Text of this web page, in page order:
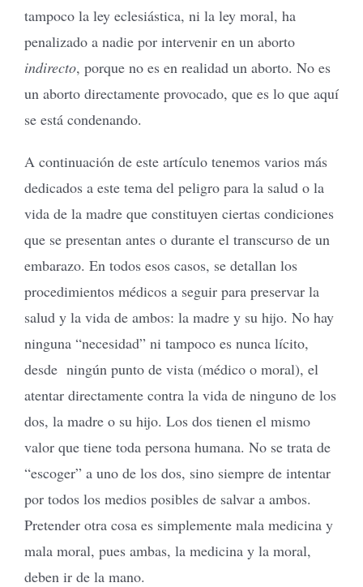
tampoco la ley eclesiástica, ni la ley moral, ha
penalizado a nadie por intervenir en un aborto
indirecto, porque no es en realidad un aborto. No es
un aborto directamente provocado, que es lo que aquí
se está condenando.
A continuación de este artículo tenemos varios más
dedicados a este tema del peligro para la salud o la
vida de la madre que constituyen ciertas condiciones
que se presentan antes o durante el transcurso de un
embarazo. En todos esos casos, se detallan los
procedimientos médicos a seguir para preservar la
salud y la vida de ambos: la madre y su hijo. No hay
ninguna “necesidad” ni tampoco es nunca lícito,
desde ningún punto de vista (médico o moral), el
atentar directamente contra la vida de ninguno de los
dos, la madre o su hijo. Los dos tienen el mismo
valor que tiene toda persona humana. No se trata de
“escoger” a uno de los dos, sino siempre de intentar
por todos los medios posibles de salvar a ambos.
Pretender otra cosa es simplemente mala medicina y
mala moral, pues ambas, la medicina y la moral,
deben ir de la mano.